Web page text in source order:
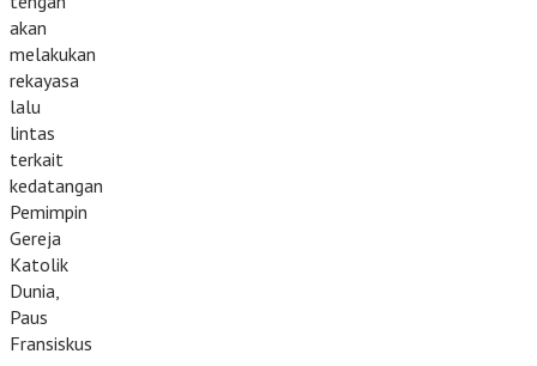
akan
melakukan
rekayasa
lalu
lintas
terkait
kedatangan
Pemimpin
Gereja
Katolik
Dunia,
Paus
Fransiskus